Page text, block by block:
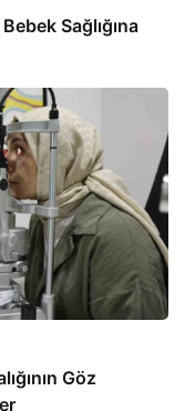
Sağlığına
Göz